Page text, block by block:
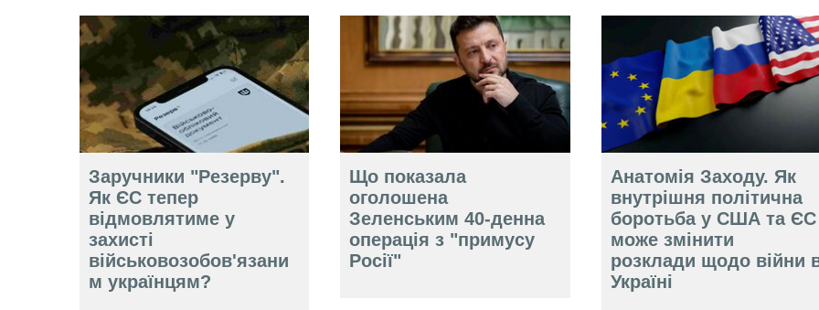
Заручники "Резерву".
Як ЄС тепер
відмовлятиме у
захисті
військовозобов'язани
м українцям?
Що показала
оголошена
Зеленським 40-денна
операція з "примусу
Росії"
Анатомія Заходу. Як
внутрішня політична
боротьба у США та ЄС
може змінити
розклади щодо війни
Україні